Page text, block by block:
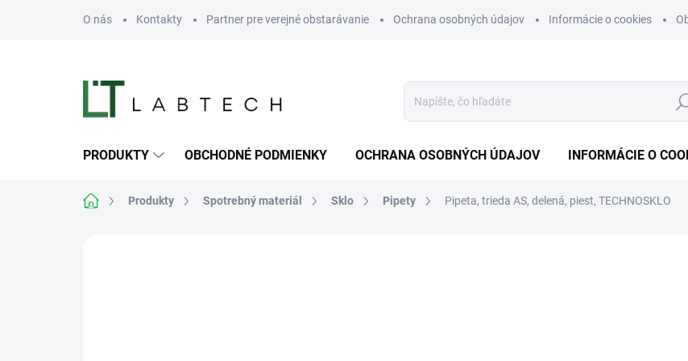
O nás Kontakty Partner pre verejné obstarávanie Ochrana osobných údajov Informácie o cookies
PRODUKTY OBCHODNÉ PODMIENKY OCHRANA OSOBNÝCH ÚDAJOV INFORMÁCIE O
DomovProdukty Spotrebný materiál Sklo Pipety Pipeta, trieda AS, delená, piest, TECHNOSKLO